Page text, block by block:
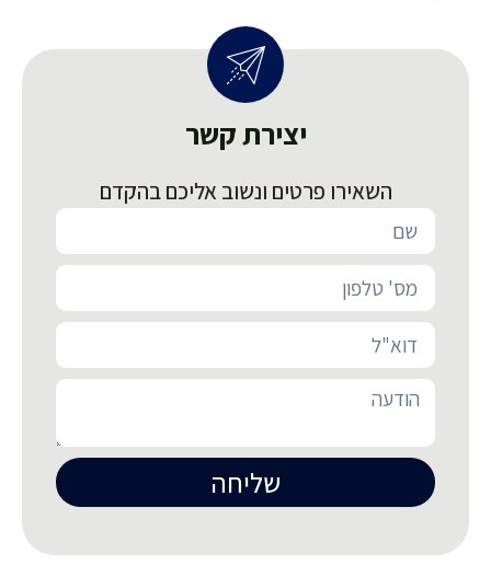
יצירת קשר
השאירו פרטים ונשוב אליכם בהקדם
שליחה